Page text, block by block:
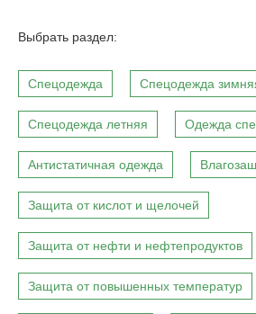
Выбрать раздел:
Спецодежда Спецодежда
Спецодежда летняя Одежда
Антистатичная одежда
Защита от кислот и щелочей
Защита от нефти и нефтепродуктов
Защита от повышенных температур